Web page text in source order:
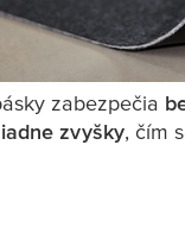
zabezpečia
zvyšky, čím